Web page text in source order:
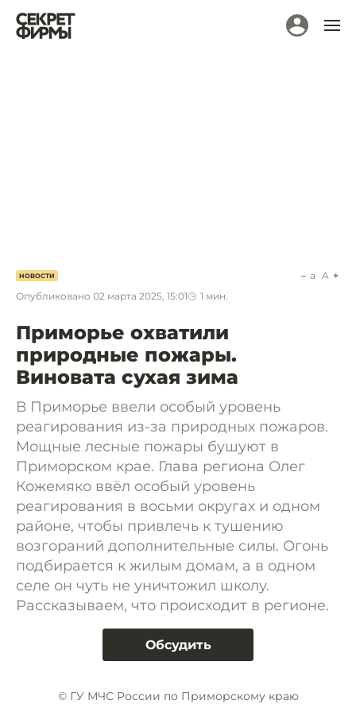
НОВОСТИ
Опубликовано 02 марта 2025, 15:01 1 мин.
a A
Приморье охватили
природные пожары.
Виновата сухая зима
В Приморье ввели особый уровень
реагирования из-за природных пожаров.
Мощные лесные пожары бушуют в
Приморском крае. Глава региона Олег
Кожемяко ввёл особый уровень
реагирования в восьми округах и одном
районе, чтобы привлечь к тушению
возгораний дополнительные силы. Огонь
подбирается к жилым домам, а в одном
селе он чуть не уничтожил школу.
Рассказываем, что происходит в регионе.
Обсудить
© ГУ МЧС России по Приморскому краю